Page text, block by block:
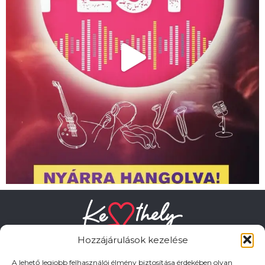
Hozzájárulások kezelése
A lehető legjobb felhasználói élmény biztosítása érdekében olyan